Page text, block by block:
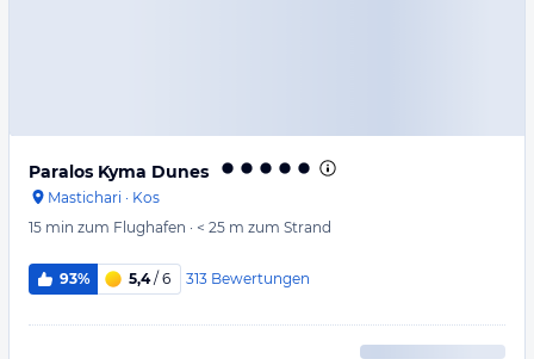
Paralos Kyma Dunes
Mastichari · Kos
15 min zum Flughafen · < 25 m zum Strand
93% 5,4/ 6 313 Bewertungen